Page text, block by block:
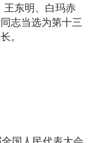
王东明、白玛赤
志当选为第十三
。